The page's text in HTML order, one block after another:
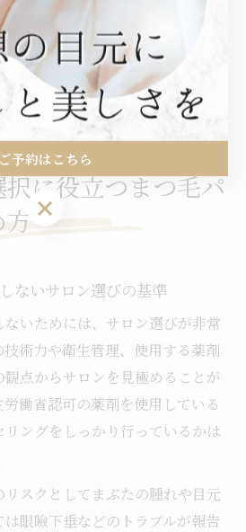
たが赤くなったが、清潔を保ち医
で改善した」という体験談もあ
知ることで、まつ毛パーマを安
きます。
に役立つまつ毛パ
ないサロン選びの基準
いためには、サロン選びが非常
術力や衛生管理、使用する薬剤
点からサロンを見極めることが
働省認可の薬剤を使用している
ングをしっかり行っているかは
スクとしてまぶたの腫れや目元
眼瞼下垂などのトラブルが報告
予約はこちら
ご予約はこちら